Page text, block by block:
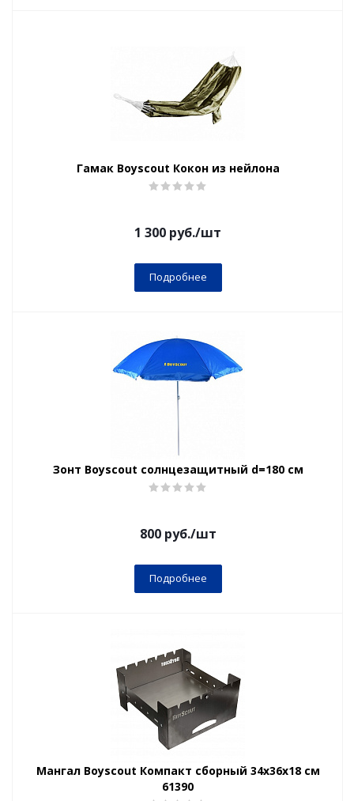
Гамак Boyscout Кокон из нейлона
1 300 руб./шт
Подробнее
Зонт Boyscout солнцезащитный d=180 см
800руб./шт
Подробнее
Мангал Boyscout Компакт сборный 34х36х18 см
61390